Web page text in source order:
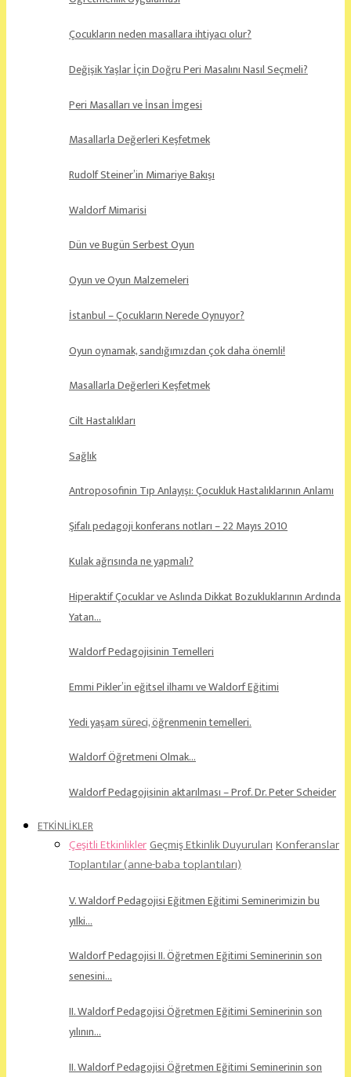
Çocukların neden masallara ihtiyacı olur?
Değişik Yaşlar İçin Doğru Peri Masalını Nasıl Seçmeli?
Peri Masalları ve İnsan İmgesi
Masallarla Değerleri Keşfetmek
Rudolf Steiner’in Mimariye Bakışı
Waldorf Mimarisi
Dün ve Bugün Serbest Oyun
Oyun ve Oyun Malzemeleri
İstanbul – Çocukların Nerede Oynuyor?
Oyun oynamak, sandığımızdan çok daha önemli!
Masallarla Değerleri Keşfetmek
Cilt Hastalıkları
Sağlık
Antroposofinin Tıp Anlayışı: Çocukluk Hastalıklarının Anlamı
Şifalı pedagoji konferans notları – 22 Mayıs 2010
Kulak ağrısında ne yapmalı?
Hiperaktif Çocuklar ve Aslında Dikkat Bozukluklarının Ardında
Yatan…
Waldorf Pedagojisinin Temelleri
Emmi Pikler’in eğitsel ilhamı ve Waldorf Eğitimi
Yedi yaşam süreci, öğrenmenin temelleri.
Waldorf Öğretmeni Olmak…
Waldorf Pedagojisinin aktarılması – Prof. Dr. Peter Scheider
ETKİNLİKLER
Çeşitli EtkinliklerGeçmiş Etkinlik DuyurularıKonferanslar
Toplantılar (anne-baba toplantıları)
V. Waldorf Pedagojisi Eğitmen Eğitimi Seminerimizin bu
yılki…
Waldorf Pedagojisi II. Öğretmen Eğitimi Seminerinin son
senesini…
II. Waldorf Pedagojisi Öğretmen Eğitimi Seminerinin son
yılının…
II. Waldorf Pedagojisi Öğretmen Eğitimi Seminerinin son